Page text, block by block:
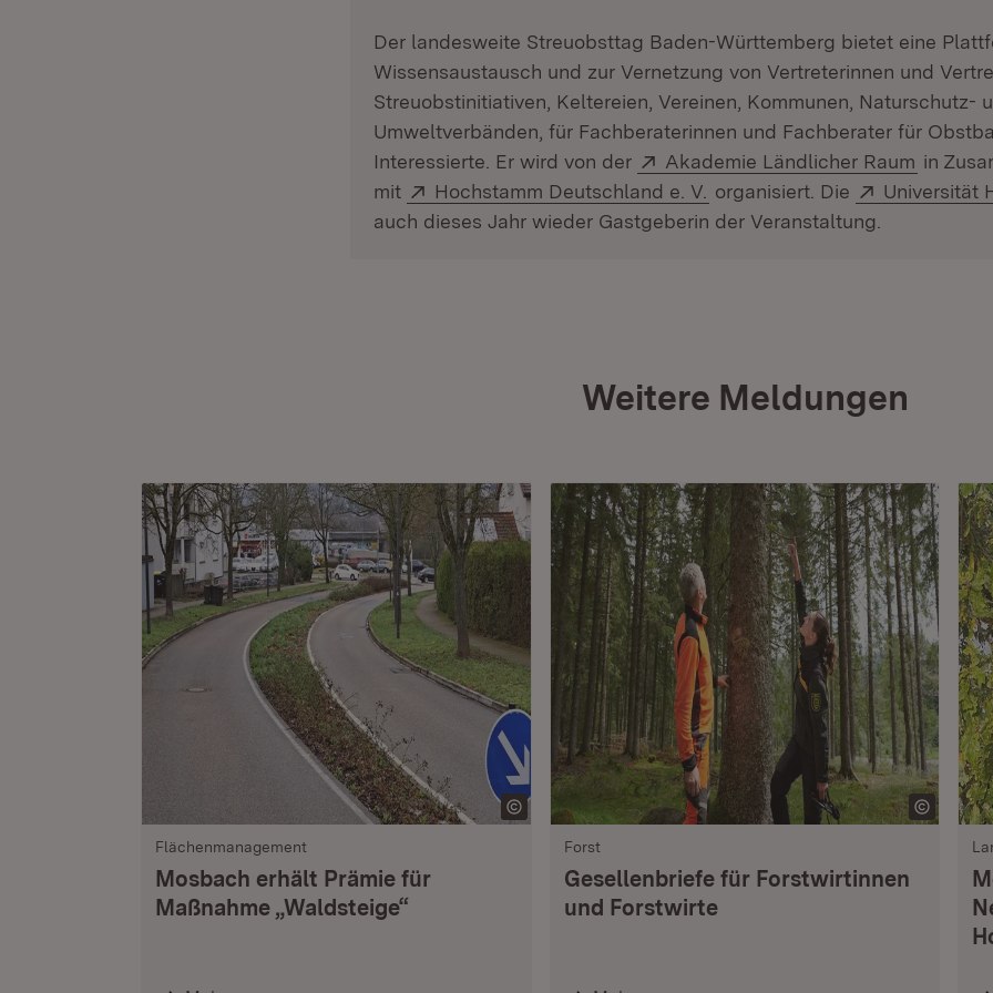
Der landesweite Streuobsttag Baden-Württemberg bietet eine
Wissensaustausch und zur Vernetzung von Vertreterinnen und
Streuobstinitiativen, Keltereien, Vereinen, Kommunen, Naturschutz-
Umweltverbänden, für Fachberaterinnen und Fachberater für
Interessierte. Er wird von der
Extern:
Akademie Ländlicher Raum (Öffnet
in
mit
Extern:
Hochstamm Deutschland e. V. (Öffnet in neuem Fenster)
organisiert. Die Extern:
Universität
auch dieses Jahr wieder Gastgeberin der Veranstaltung.
Weitere Meldungen
Flächenmanagement
Mosbach erhält Prämie für
Maßnahme „Waldsteige“
Forst
Gesellenbriefe für Forstwirtinnen
und Forstwirte